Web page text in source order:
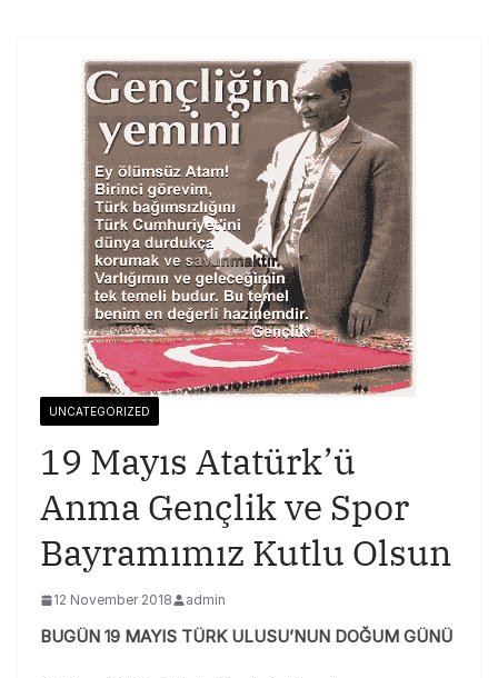
UNCATEGORIZED
19 Mayıs Atatürk’ü
Anma Gençlik ve Spor
Bayramımız Kutlu Olsun
12 November 2018 admin
BUGÜN 19 MAYIS TÜRK ULUSU’NUN DOĞUM GÜNÜ